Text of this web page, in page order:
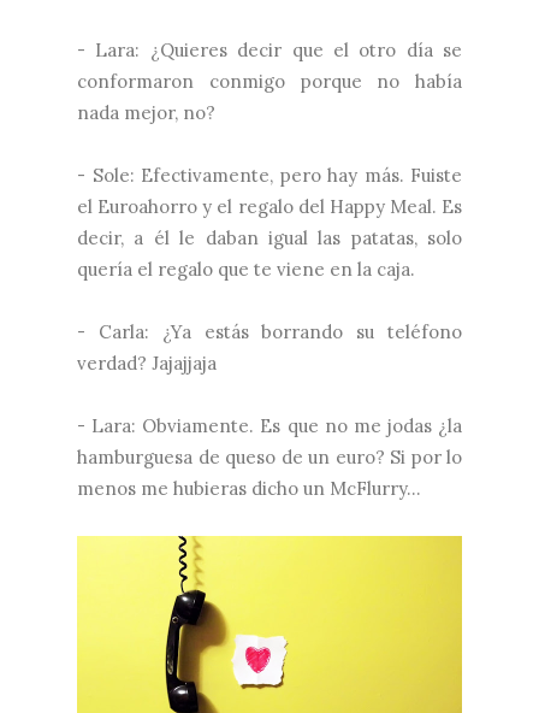
- Lara: ¿Quieres decir que el otro día se
conformaron conmigo porque no había
nada mejor, no?
- Sole: Efectivamente, pero hay más. Fuiste
el Euroahorro y el regalo del Happy Meal. Es
decir, a él le daban igual las patatas, solo
quería el regalo que te viene en la caja.
- Carla: ¿Ya estás borrando su teléfono
verdad? Jajajjaja
- Lara: Obviamente. Es que no me jodas ¿la
hamburguesa de queso de un euro? Si por lo
menos me hubieras dicho un McFlurry...